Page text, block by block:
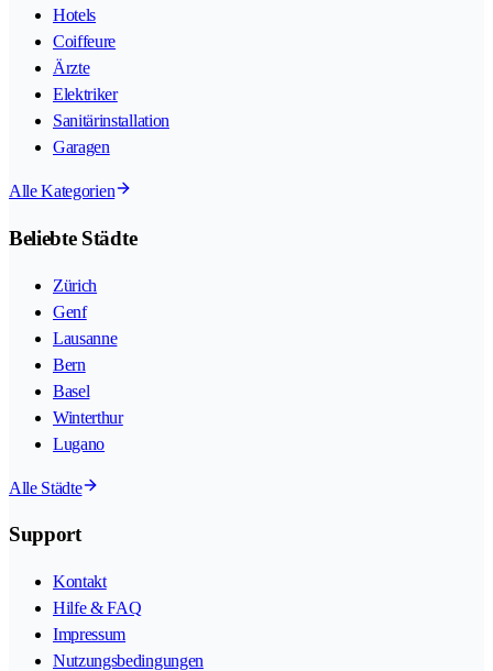
Hotels
Coiffeure
Ärzte
Elektriker
Sanitärinstallation
Garagen
Alle Kategorien
Beliebte Städte
Zürich
Genf
Lausanne
Bern
Basel
Winterthur
Lugano
Alle Städte
Support
Kontakt
Hilfe & FAQ
Impressum
Nutzungsbedingungen